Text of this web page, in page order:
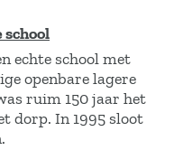
school
echte school met
openbare lagere
ruim 150 jaar het
dorp. In 1995 sloot